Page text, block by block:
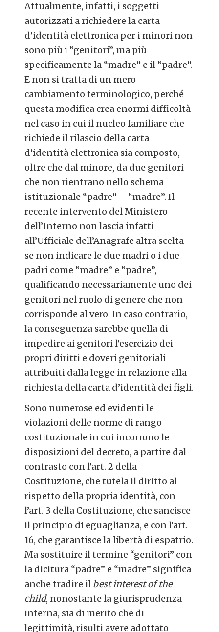
Attualmente, infatti, i soggetti
autorizzati a richiedere la carta
d’identità elettronica per i minori non
sono più i “genitori”, ma più
specificamente la “madre” e il “padre”.
E non si tratta di un mero
cambiamento terminologico, perché
questa modifica crea enormi difficoltà
nel caso in cui il nucleo familiare che
richiede il rilascio della carta
d’identità elettronica sia composto,
oltre che dal minore, da due genitori
che non rientrano nello schema
istituzionale “padre” – “madre”. Il
recente intervento del Ministero
dell’Interno non lascia infatti
all’Ufficiale dell’Anagrafe altra scelta
se non indicare le due madri o i due
padri come “madre” e “padre”,
qualificando necessariamente uno dei
genitori nel ruolo di genere che non
corrisponde al vero. In caso contrario,
la conseguenza sarebbe quella di
impedire ai genitori l’esercizio dei
propri diritti e doveri genitoriali
attribuiti dalla legge in relazione alla
richiesta della carta d’identità dei figli.
Sono numerose ed evidenti le
violazioni delle norme di rango
costituzionale in cui incorrono le
disposizioni del decreto, a partire dal
contrasto con l’art. 2 della
Costituzione, che tutela il diritto al
rispetto della propria identità, con
l’art. 3 della Costituzione, che sancisce
il principio di eguaglianza, e con l’art.
16, che garantisce la libertà di espatrio.
Ma sostituire il termine “genitori” con
la dicitura “padre” e “madre” significa
anche tradire il best interest of the
child, nonostante la giurisprudenza
interna, sia di merito che di
legittimità, risulti avere adottato